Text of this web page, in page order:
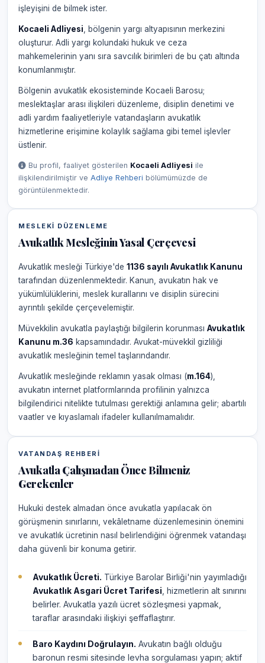
işleyişini de bilmek ister.
Kocaeli Adliyesi , bölgenin yargı altyapısının merkezini
oluşturur. Adli yargı kolundaki hukuk ve ceza
mahkemelerinin yanı sıra savcılık birimleri de bu çatı altında
konumlanmıştır.
Bölgenin avukatlık ekosisteminde Kocaeli Barosu;
meslektaşlar arası ilişkileri düzenleme, disiplin denetimi ve
adli yardım faaliyetleriyle vatandaşların avukatlık
hizmetlerine erişimine kolaylık sağlama gibi temel işlevler
üstlenir.
Bu profil, faaliyet gösterilen Kocaeli Adliyesi ile
ilişkilendirilmiştir ve Adliye Rehberi bölümümüzde de
görüntülenmektedir.
MESLEKI DÜZENLEME
Avukatlık Mesleğinin Yasal Çerçevesi
Avukatlık mesleği Türkiye'de 1136 sayılı Avukatlık Kanunu
tarafından düzenlenmektedir. Kanun, avukatın hak ve
yükümlülüklerini, meslek kurallarını ve disiplin sürecini
ayrıntılı şekilde çerçevelemiştir.
Müvekkilin avukatla paylaştığı bilgilerin korunması Avukatlık
Kanunu m.36 kapsamındadır. Avukat-müvekkil gizliliği
avukatlık mesleğinin temel taşlarındandır.
Avukatlık mesleğinde reklamın yasak olması (m.164),
avukatın internet platformlarında profilinin yalnızca
bilgilendirici nitelikte tutulması gerektiği anlamına gelir; abartılı
vaatler ve kıyaslamalı ifadeler kullanılmamalıdır.
VATANDAŞ REHBERI
Avukatla Çalışmadan Önce Bilmeniz
Gerekenler
Hukuki destek almadan önce avukatla yapılacak ön
görüşmenin sınırlarını, vekâletname düzenlemesinin önemini
ve avukatlık ücretinin nasıl belirlendiğini öğrenmek vatandaşı
daha güvenli bir konuma getirir.
Avukatlık Ücreti. Türkiye Barolar Birliği'nin yayımladığı
Avukatlık Asgari Ücret Tarifesi , hizmetlerin alt sınırını
belirler. Avukatla yazılı ücret sözleşmesi yapmak,
taraflar arasındaki ilişkiyi şeffaflaştırır.
Baro Kaydını Doğrulayın. Avukatın bağlı olduğu
baronun resmi sitesinde levha sorgulaması yapın; aktif